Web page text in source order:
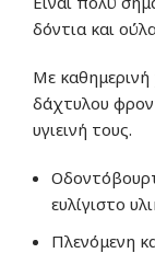
δόντια και
Με
δάχτυλου
υγιεινή τους.
ευλίγιστο
Πλενόμενη